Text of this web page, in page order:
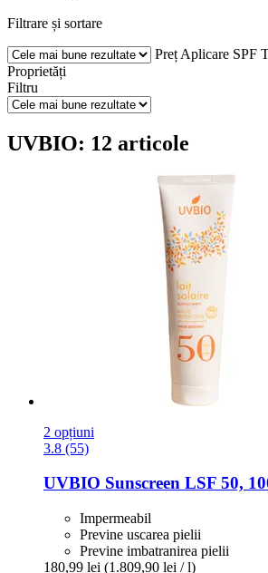
Filtrare și sortare
Preț Aplicare SPF
Proprietăți
Filtru
UVBIO: 12 articole
2 opțiuni
3.8 (55)
UVBIO Sunscreen LSF 50,
Impermeabil
Previne uscarea pielii
Previne imbatranirea pielii
180,99 lei (1.809,90 lei / l)